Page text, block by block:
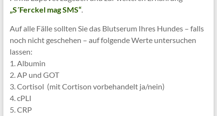
„S´Ferckel mag SMS“.
Auf alle Fälle sollten Sie das Blutserum Ihres Hundes – falls
noch nicht geschehen – auf folgende Werte untersuchen
lassen:
1. Albumin
2. AP und GOT
3. Cortisol (mit Cortison vorbehandelt ja/nein)
4. cPLI
5. CRP